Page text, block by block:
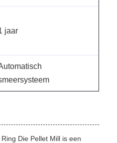
jaar
Die Pellet Mill is een